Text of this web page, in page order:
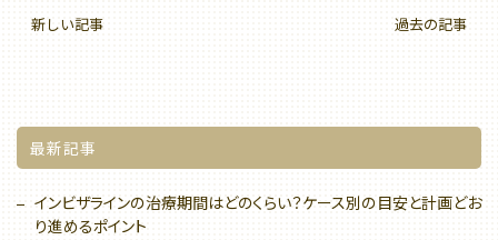
新しい記事 過去の記事
最新記事
インビザラインの治療期間はどのくらい？ケース別の目安と計画どお
り進めるポイント